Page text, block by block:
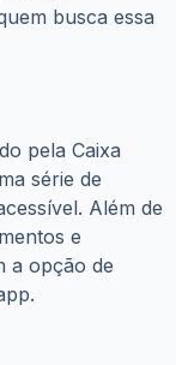
busca essa
pela Caixa
série de
Além de
e
a opção de